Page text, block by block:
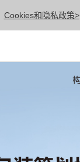
Cookies和隐私政策>